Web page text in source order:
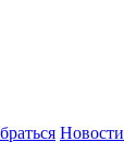
Новости